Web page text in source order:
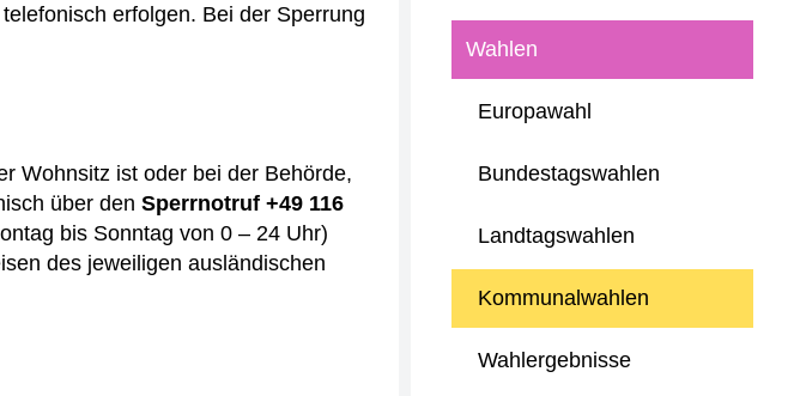
erfolgen. Bei der Sperrung
Wohnsitz ist oder bei der Behörde,
über den Sperrnotruf +49 116
bis Sonntag von 0 – 24 Uhr)
des jeweiligen ausländischen
Wahlen
Europawahl
Bundestagswahlen
Landtagswahlen
Kommunalwahlen
Wahlergebnisse